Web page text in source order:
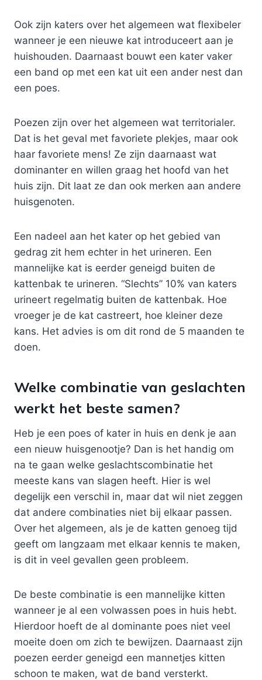
Ook zijn katers over het algemeen wat flexibeler
wanneer je een nieuwe kat introduceert aan je
huishouden. Daarnaast bouwt een kater vaker
een band op met een kat uit een ander nest dan
een poes.
Poezen zijn over het algemeen wat territorialer.
Dat is het geval met favoriete plekjes, maar ook
haar favoriete mens! Ze zijn daarnaast wat
dominanter en willen graag het hoofd van het
huis zijn. Dit laat ze dan ook merken aan andere
huisgenoten.
Een nadeel aan het kater op het gebied van
gedrag zit hem echter in het urineren. Een
mannelijke kat is eerder geneigd buiten de
kattenbak te urineren. “Slechts” 10% van katers
urineert regelmatig buiten de kattenbak. Hoe
vroeger je de kat castreert, hoe kleiner deze
kans. Het advies is om dit rond de 5 maanden te
doen.
Welke combinatie van geslachten
werkt het beste samen?
Heb je een poes of kater in huis en denk je aan
een nieuw huisgenootje? Dan is het handig om
na te gaan welke geslachtscombinatie het
meeste kans van slagen heeft. Hier is wel
degelijk een verschil in, maar dat wil niet zeggen
dat andere combinaties niet bij elkaar passen.
Over het algemeen, als je de katten genoeg tijd
geeft om langzaam met elkaar kennis te maken,
is dit in veel gevallen geen probleem.
De beste combinatie is een mannelijke kitten
wanneer je al een volwassen poes in huis hebt.
Hierdoor hoeft de al dominante poes niet veel
moeite doen om zich te bewijzen. Daarnaast zijn
poezen eerder geneigd een mannetjes kitten
schoon te maken, wat de band versterkt.